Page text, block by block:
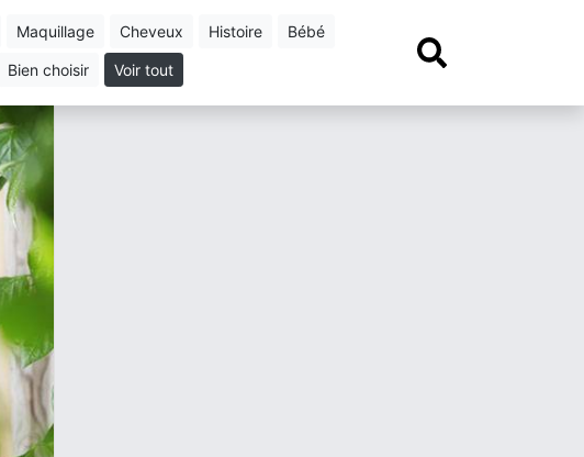
maquillage cheveux histoire bébé
bien choisir Voir tout